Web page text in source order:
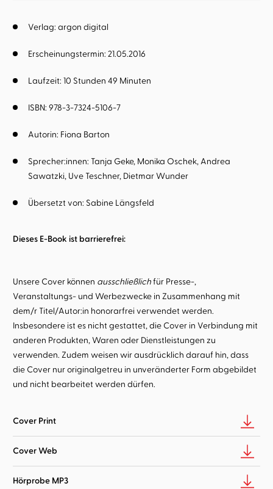
Verlag: argon digital
Übersetzt von: Sabine Längsfeld
Erscheinungstermin: 21.05.2016
Laufzeit: 10 Stunden 49 Minuten
ISBN: 978-3-7324-5106-7
Autorin: Fiona Barton
Sprecher:innen: Tanja Geke Monika Oschek Andrea
Sawatzki Uve Teschner Dietmar Wunder
Dieses E-Book ist barrierefrei:
Unsere Cover können ausschließlichfür Presse-,
Veranstaltungs- und Werbezwecke in Zusammenhang mit
dem/r Titel/Autor:in honorarfrei verwendet werden.
Insbesondere ist es nicht gestattet, die Cover in Verbindung mit
anderen Produkten, Waren oder Dienstleistungen zu
verwenden. Zudem weisen wir ausdrücklich darauf hin, dass
die Cover nur originalgetreu in unveränderter Form abgebildet
und nicht bearbeitet werden dürfen.
Cover Print
Cover Web
Hörprobe MP3